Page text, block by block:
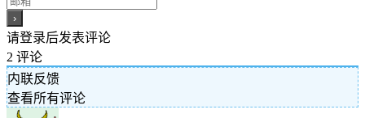
请登录后发表评论
2 评论
内联反馈
查看所有评论